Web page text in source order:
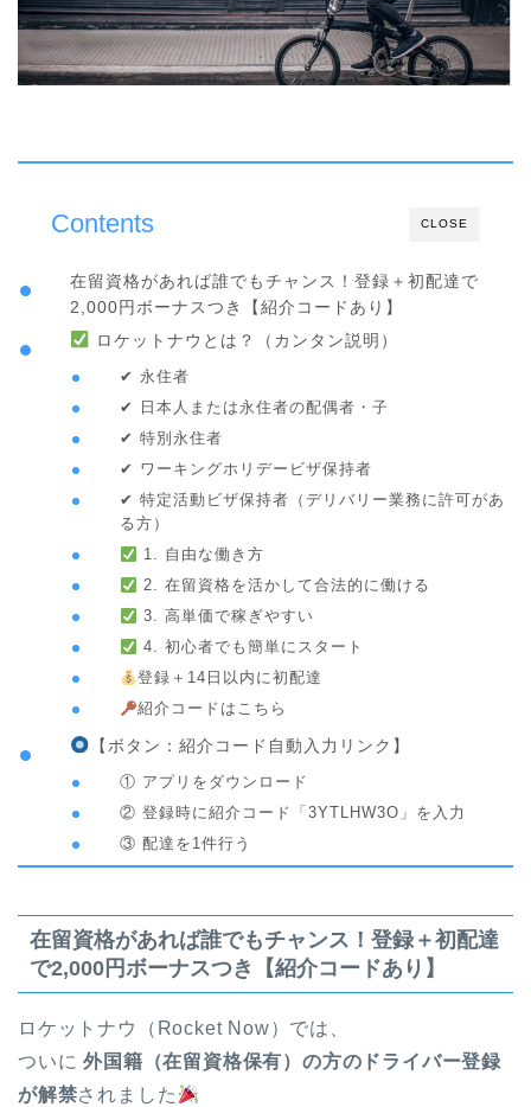
CLOSE
Contents
在留資格があれば誰でもチャンス！登録＋初配達で
2,000円ボーナスつき【紹介コードあり】
ロケットナウとは？（カンタン説明）
✔ 永住者
✔ 日本人または永住者の配偶者・子
✔ 特別永住者
✔ ワーキングホリデービザ保持者
✔ 特定活動ビザ保持者（デリバリー業務に許可があ
る方）
1. 自由な働き方
2. 在留資格を活かして合法的に働ける
3. 高単価で稼ぎやすい
4. 初心者でも簡単にスタート
登録＋14日以内に初配達
紹介コードはこちら
【ボタン：紹介コード自動入力リンク】
① アプリをダウンロード
② 登録時に紹介コード「3YTLHW3O」を入力
③ 配達を1件行う
在留資格があれば誰でもチャンス！登録＋初配達
で2,000円ボーナスつき【紹介コードあり】
ロケットナウ（Rocket Now）では、
ついに外国籍（在留資格保有）の方のドライバー登録
が解禁されました